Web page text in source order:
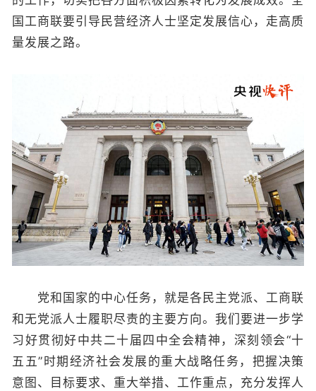
国工商联要引导民营经济人士坚定发展信心，走高质
量发展之路。
党和国家的中心任务，就是各民主党派、工商联
和无党派人士履职尽责的主要方向。我们要进一步学
习好贯彻好中共二十届四中全会精神，深刻领会“十
五五”时期经济社会发展的重大战略任务，把握决策
意图、目标要求、重大举措、工作重点，充分发挥人